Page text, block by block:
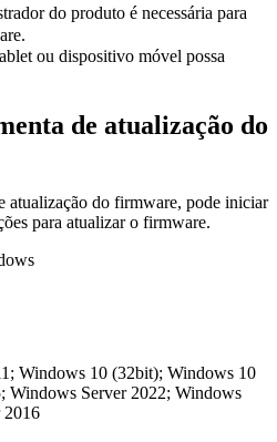
do produto é necessária para
ou dispositivo móvel possa
de atualização do
atualização do firmware, pode iniciar
para atualizar o firmware.
Windows 10 (32bit); Windows 10
Windows Server 2022; Windows
2016